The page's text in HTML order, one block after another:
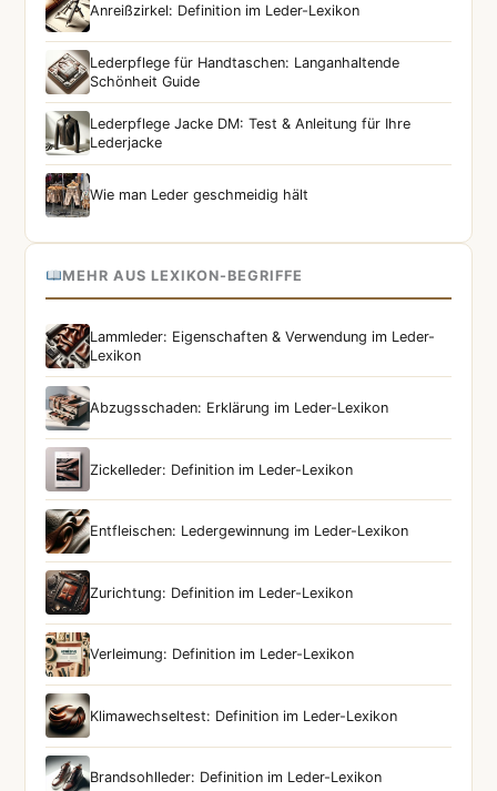
Anreißzirkel: Definition im Leder-Lexikon
Lederpflege für Handtaschen: Langanhaltende
Schönheit Guide
Lederpflege Jacke DM: Test & Anleitung für Ihre
Lederjacke
Wie man Leder geschmeidig hält
MEHR AUS LEXIKON-BEGRIFFE
Lammleder: Eigenschaften & Verwendung im Leder-
Lexikon
Abzugsschaden: Erklärung im Leder-Lexikon
Zickelleder: Definition im Leder-Lexikon
Entfleischen: Ledergewinnung im Leder-Lexikon
Zurichtung: Definition im Leder-Lexikon
Verleimung: Definition im Leder-Lexikon
Klimawechseltest: Definition im Leder-Lexikon
Brandsohlleder: Definition im Leder-Lexikon